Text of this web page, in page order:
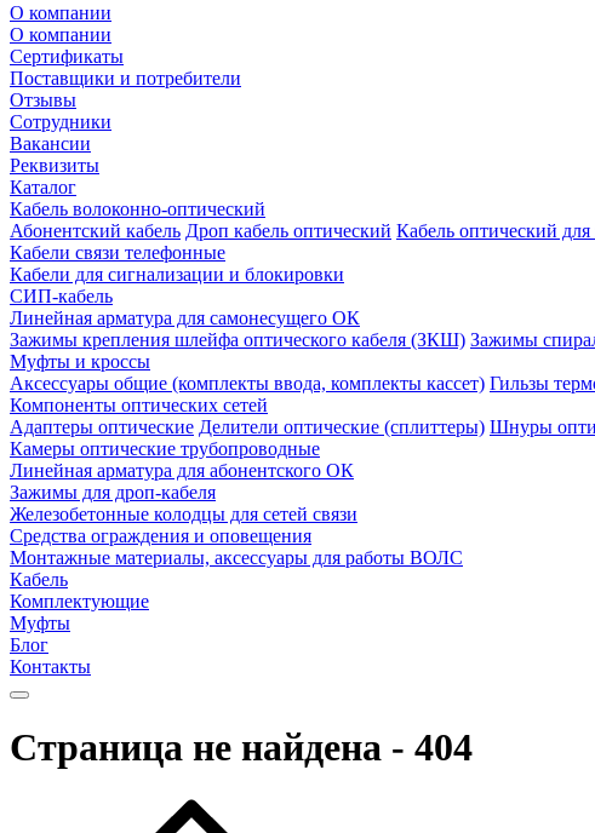
О компании
О компании
Сертификаты
Поставщики и потребители
Отзывы
Сотрудники
Вакансии
Реквизиты
Каталог
Кабель волоконно-оптический
Абонентский кабель Дроп кабель оптический Кабель оптический для
Кабели связи телефонные
Кабели для сигнализации и блокировки
СИП-кабель
Линейная арматура для самонесущего ОК
Зажимы крепления шлейфа оптического кабеля (ЗКШ) Зажимы
Муфты и кроссы
Аксессуары общие (комплекты ввода, комплекты кассет) Гильзы
Компоненты оптических сетей
Адаптеры оптические Делители оптические (сплиттеры) Шнуры
Камеры оптические трубопроводные
Линейная арматура для абонентского ОК
Зажимы для дроп-кабеля
Железобетонные колодцы для сетей связи
Средства ограждения и оповещения
Монтажные материалы, аксессуары для работы ВОЛС
Кабель
Комплектующие
Муфты
Блог
Контакты
Страница не найдена - 404